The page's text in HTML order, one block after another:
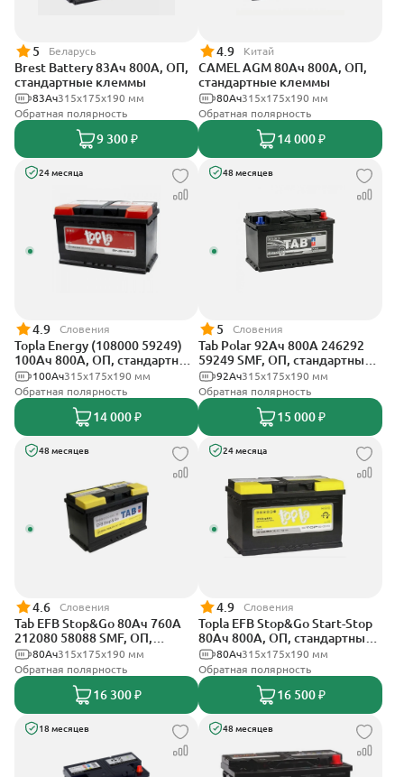
5 Беларусь
Brest Battery 83Ач 800А, ОП,
стандартные клеммы
315x175x190 мм
83Ач
Обратная полярность
9 300 ₽
4.9 Китай
CAMEL AGM 80Ач 800А, ОП,
стандартные клеммы
315x175x190 мм
80Ач
Обратная полярность
14 000 ₽
24 месяца
4.9 Словения
Topla Energy (108000 59249)
100Ач 800А, ОП, стандартные
клеммы315x175x190 мм
100Ач
Обратная полярность
14 000 ₽
48 месяцев
5 Словения
Tab Polar 92Ач 800А 246292
59249 SMF, ОП, стандартные
клеммы315x175x190 мм
92Ач
Обратная полярность
15 000 ₽
48 месяцев
4.6 Словения
Tab EFB Stop&Go 80Ач 760А
212080 58088 SMF, ОП,
стандартные клеммы
315x175x190 мм
80Ач
Обратная полярность
16 300 ₽
24 месяца
4.9 Словения
Topla EFB Stop&Go Start-Stop
80Ач 800А, ОП, стандартные
клеммы315x175x190 мм
80Ач
Обратная полярность
16 500 ₽
18 месяцев 48 месяцев